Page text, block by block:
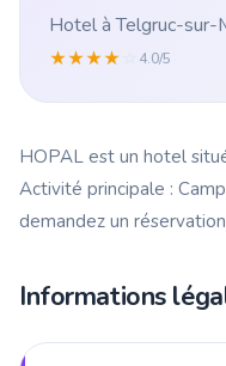
Hotel à Telgruc-sur-
★★★★ 4.0/5
HOPAL est un hotel
Activité principale :
demandez un
Informations